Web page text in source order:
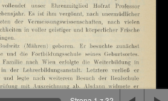
są pliki cookie, bądź
Aby poznać szczegóły zapoznaj
.